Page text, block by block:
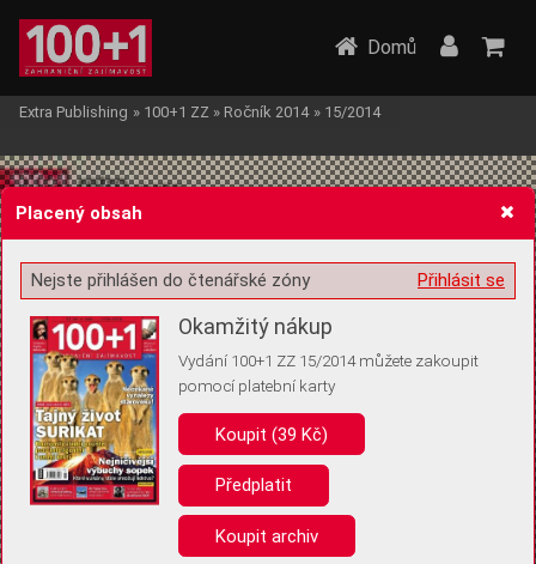
Žádost o souhlas s ukládáním volitelných informací
Pro základní fungování webu nepotřebujeme ukládat žádné informace
(tzv. cookies apod.). Rádi bychom vás ale požádali o souhlas s
uložením volitelných informací:
Anonymní unikátní ID
Díky němu příště poznáme, že se jedná o stejné zařízení, a
Domů
Extra Publishing » 100+1 ZZ » Ročník 2014 » 15/2014
Placený obsah
Přihlásit se
Nejste přihlášen do čtenářské zóny
Okamžitý nákup
Vydání 100+1 ZZ 15/2014 můžete zakoupit
pomocí platební karty
Koupit (39 Kč)
Předplatit
Koupit archiv